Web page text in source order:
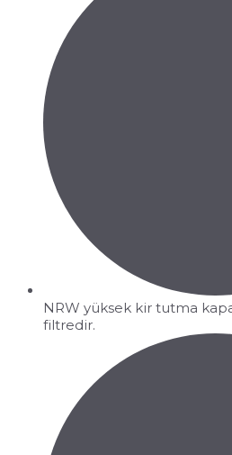
NRW yüksek kir tutma
filtredir.